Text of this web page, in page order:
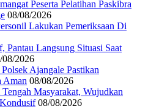
Peserta Pelatihan Paskibra
08/08/2026
Lakukan Pemeriksaan Di
Pantau Langsung Situasi Saat
08/2026
Ajangale Pastikan
Aman 08/08/2026
Masyarakat, Wujudkan
08/08/2026